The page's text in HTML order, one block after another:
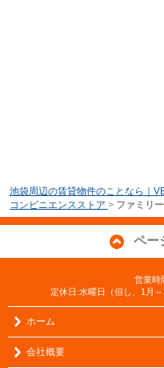
池袋周辺の賃貸物件のことなら｜
コンビニエンスストア > ファミリ
ペー
営業時
定休日:水曜日（但し、1月
ホーム
会社概要